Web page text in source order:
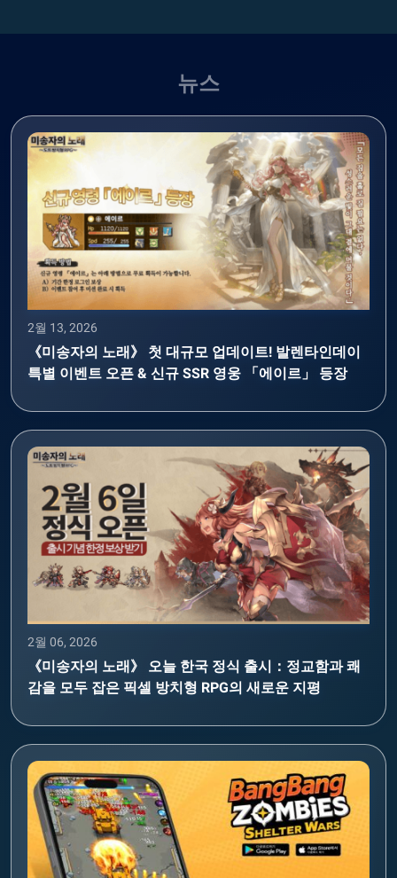
뉴스
2월 13, 2026
《미송자의 노래》 첫 대규모 업데이트! 발렌타인데이
특별 이벤트 오픈 & 신규 SSR 영웅 「에이르」 등장
2월 06, 2026
《미송자의 노래》 오늘 한국 정식 출시：정교함과 쾌
감을 모두 잡은 픽셀 방치형 RPG의 새로운 지평